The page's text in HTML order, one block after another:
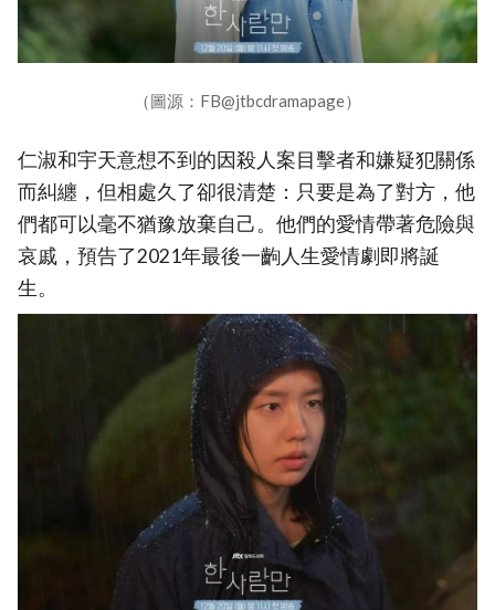
（圖源：FB@jtbcdramapage）
仁淑和宇天意想不到的因殺人案目擊者和嫌疑犯關係
而糾纏，但相處久了卻很清楚：只要是為了對方，他
們都可以毫不猶豫放棄自己。他們的愛情帶著危險與
哀戚，預告了2021年最後一齣人生愛情劇即將誕
生。